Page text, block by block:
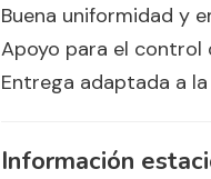
Buena uniformidad y
Apoyo para el control
Entrega adaptada a
Información